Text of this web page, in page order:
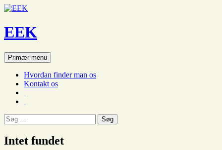
EEK
SøgPrimær menu Hop
til
indhold
Hvordan finder man os
Kontakt os
Søg
efter:
Intet fundet